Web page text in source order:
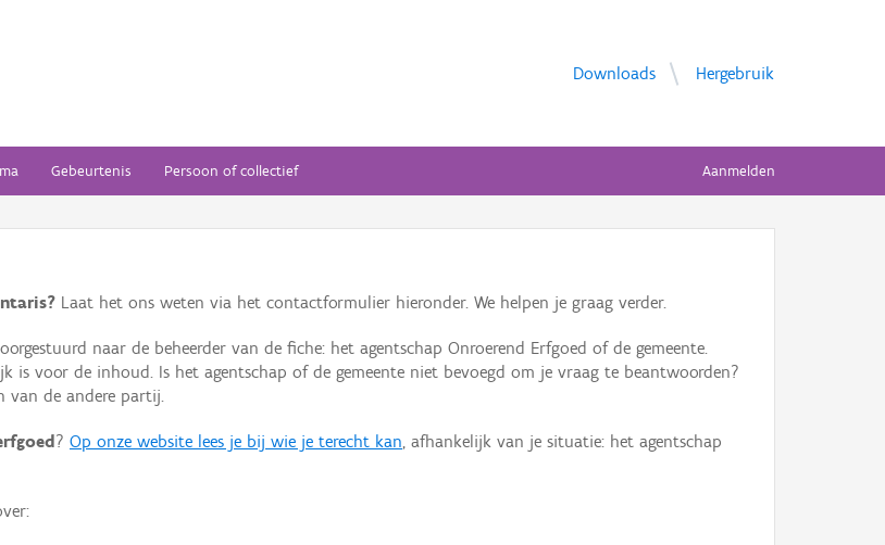
Downloads Hergebruik
Gebeurtenis Persoon of collectief Aanmelden
Laat het ons weten via het contactformulier hieronder. We helpen je graag verder.
naar de beheerder van de fiche: het agentschap Onroerend Erfgoed of de gemeente.
is voor de inhoud. Is het agentschap of de gemeente niet bevoegd om je vraag te beantwoorden?
van de andere partij.
? Op onze website lees je bij wie je terecht kan, afhankelijk van je situatie: het agentschap